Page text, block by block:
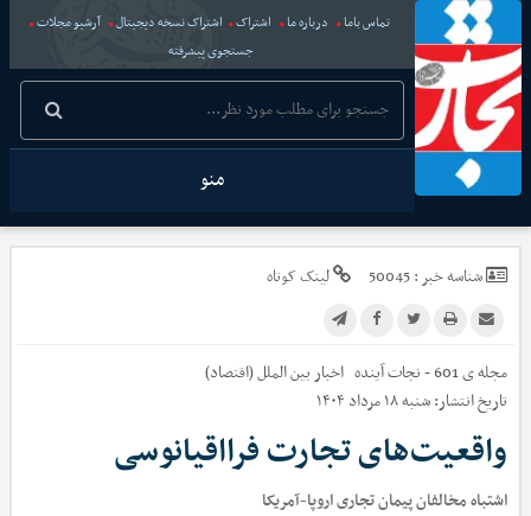
تماس باما درباره ما اشتراک اشتراک نسخه دیجیتال
آرشیو مجلات
جستجوی پیشرفته
منو
شناسه خبر :50045 لینک کوتاه
مجله ی 601 - نجات آینده اخباربین الملل (اقتصاد)
تاریخ انتشار:شنبه ۱۸ مرداد ۱۴۰۴
واقعیت‌های تجارت فرااقیانوسی
اشتباه مخالفان پیمان تجاری اروپا-آمریکا